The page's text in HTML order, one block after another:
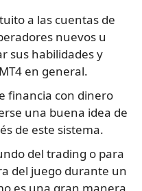
a las cuentas de
nuevos u
sus habilidades y
en general.
financia con dinero
una buena idea de
de este sistema.
del trading o para
del juego durante un